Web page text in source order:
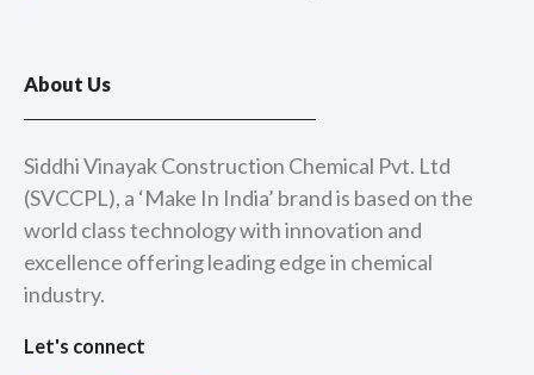
About Us
Siddhi Vinayak Construction Chemical Pvt. Ltd
(SVCCPL), a ‘Make In India’ brand is based on the
world class technology with innovation and
excellence offering leading edge in chemical
industry.
Let's connect